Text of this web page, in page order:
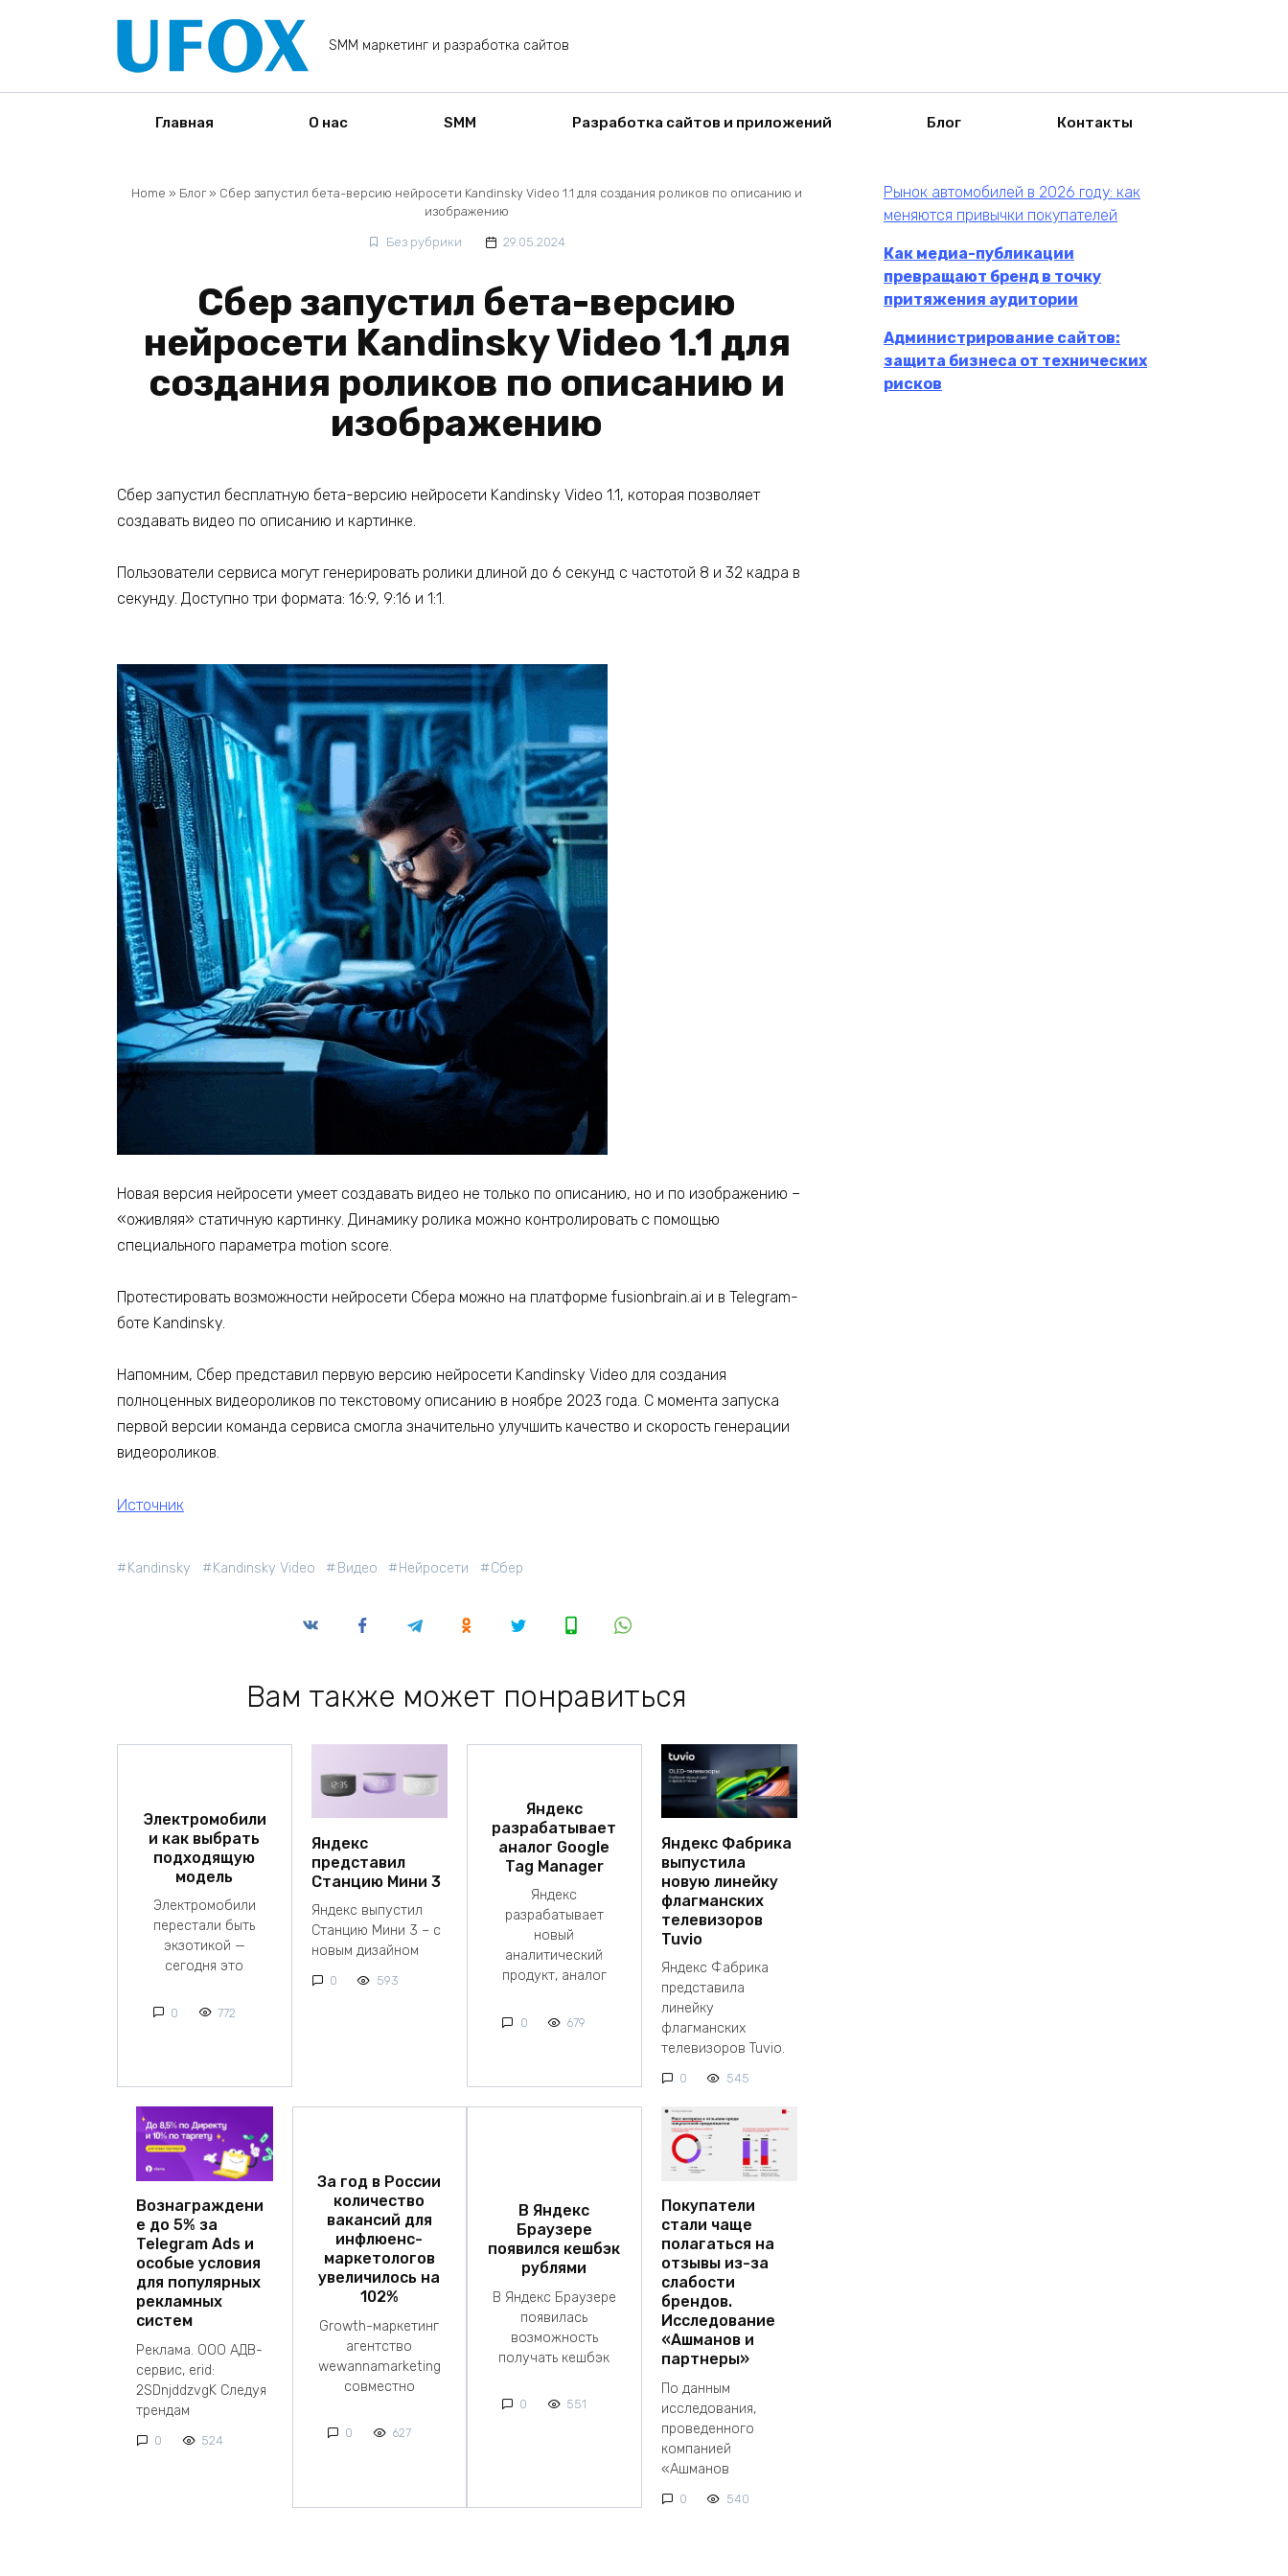
SMM маркетинг и разработка сайтов
Главная О нас SMM Разработка сайтов и приложений Блог Контакты
Home » Блог» Сбер запустил бета-версию нейросети Kandinsky Video 1.1 для создания роликов по описанию и
изображению
Без рубрики 29.05.2024
Сбер запустил бета-версию
нейросети Kandinsky Video 1.1 для
создания роликов по описанию и
изображению
Сбер запустил бесплатную бета-версию нейросети Kandinsky Video 1.1, которая позволяет
создавать видео по описанию и картинке.
Пользователи сервиса могут генерировать ролики длиной до 6 секунд с частотой 8 и 32 кадра в
секунду. Доступно три формата: 16:9, 9:16 и 1:1.
Новая версия нейросети умеет создавать видео не только по описанию, но и по изображению –
«оживляя» статичную картинку. Динамику ролика можно контролировать с помощью
специального параметра motion score.
Протестировать возможности нейросети Сбера можно на платформе fusionbrain.ai и в Telegram-
боте Kandinsky.
Напомним, Сбер представил первую версию нейросети Kandinsky Video для создания
полноценных видеороликов по текстовому описанию в ноябре 2023 года. С момента запуска
первой версии команда сервиса смогла значительно улучшить качество и скорость генерации
видеороликов.
Источник
Kandinsky Kandinsky Video Видео Нейросети Сбер
Вам также может понравиться
Электромобили
и как выбрать
подходящую
модель
Электромобили
перестали быть
экзотикой —
сегодня это
0 772
Яндекс
представил
Станцию Мини 3
Яндекс выпустил
Станцию Мини 3 – с
новым дизайном
0 593
Яндекс
разрабатывает
аналог Google
Tag Manager
Яндекс
разрабатывает
новый
аналитический
продукт, аналог
0 679
Яндекс Фабрика
выпустила
новую линейку
флагманских
телевизоров
Tuvio
Яндекс Фабрика
представила
линейку
флагманских
телевизоров Tuvio.
0 545
Вознаграждени
е до 5% за
Telegram Ads и
особые условия
для популярных
рекламных
систем
Реклама. ООО АДВ-
сервис, erid:
2SDnjddzvgK Следуя
трендам
0 524
За год в России
количество
вакансий для
инфлюенс-
маркетологов
увеличилось на
102%
Growth-маркетинг
агентство
wewannamarketing
совместно
0 627
В Яндекс
Браузере
появился кешбэк
рублями
В Яндекс Браузере
появилась
возможность
получать кешбэк
0 551
Покупатели
стали чаще
полагаться на
отзывы из-за
слабости
брендов.
Исследование
«Ашманов и
партнеры»
По данным
исследования,
проведенного
компанией
«Ашманов
0 540
Рынок автомобилей в 2026 году: как
меняются привычки покупателей
Как медиа-публикации
превращают бренд в точку
притяжения аудитории
Администрирование сайтов:
защита бизнеса от технических
рисков